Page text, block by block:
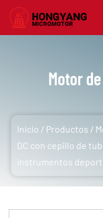
Productos
Motor
Inicio / Productos /
DC con cepillo de
instrumentos